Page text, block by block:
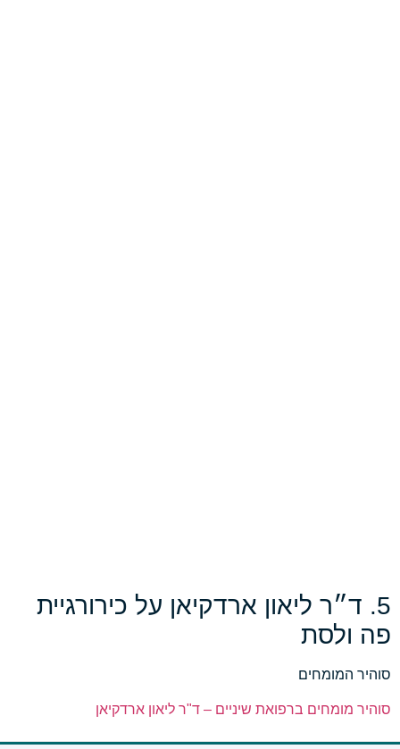
5. ד״ר ליאון ארדקיאן על כירורגיית
פה ולסת
סוהיר המומחים
סוהיר מומחים ברפואת שיניים – ד"ר ליאון ארדקיאן